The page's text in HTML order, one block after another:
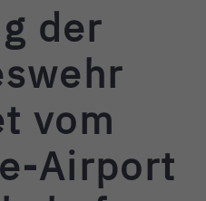
der
vom
Airport